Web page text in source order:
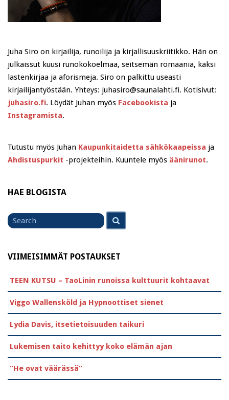
Juha Siro on kirjailija, runoilija ja kirjallisuuskriitikko. Hän on
julkaissut kuusi runokokoelmaa, seitsemän romaania, kaksi
lastenkirjaa ja aforismeja. Siro on palkittu useasti
kirjailijantyöstään. Yhteys: juhasiro@saunalahti.fi. Kotisivut:
juhasiro.fi. Löydät Juhan myös Facebookista ja
Instagramista.
Tutustu myös Juhan Kaupunkitaidetta sähkökaapeissa ja
Ahdistuspurkit -projekteihin. Kuuntele myös äänirunot.
HAE BLOGISTA
Search
for
VIIMEISIMMÄT POSTAUKSET
TEEN KUTSU – TaoLinin runoissa kulttuurit kohtaavat
Viggo Wallensköld ja Hypnoottiset sienet
Lydia Davis, itsetietoisuuden taikuri
Lukemisen taito kehittyy koko elämän ajan
”He ovat väärässä”